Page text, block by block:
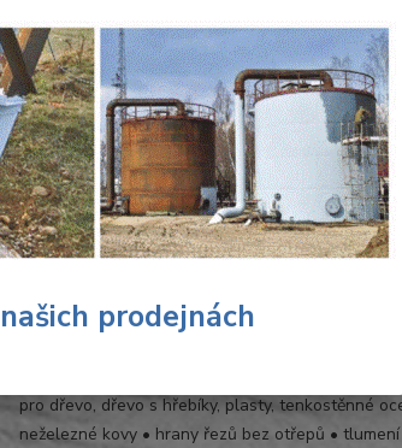
Wolfcraft pilový kotouč pro cirkulárky jemné,
pro cirkulárky jemné,
Ohodnotit produkt
Wolfcraft Wolfcraft pilový
cirkulárky jemné, čisté řezy, pr.
6680000
• pilový plát na všechno pro hrubé práce •
pro dřevo, dřevo s hřebíky, plasty, tenkostěnné
neželezné kovy • hrany řezů bez otřepů •
prodejnách